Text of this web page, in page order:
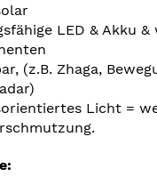
LED & Akku &
(z.B. Zhaga,
Licht =